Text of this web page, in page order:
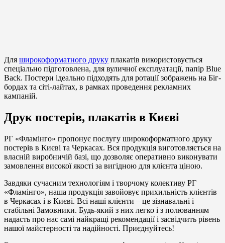
Для широкоформатного друку плакатів використовується
спеціально підготовлена, для вуличної експлуатації, папір Blue
Back. Постери ідеально підходять для ротації зображень на Біг-
бордах та сіті-лайтах, в рамках проведення рекламних
кампаній.
Друк постерів, плакатів в Києві
РГ «Фламінго» пропонує послугу широкоформатного друку
постерів в Києві та Черкасах. Вся продукція виготовляється на
власній виробничій базі, що дозволяє оперативно виконувати
замовлення високої якості за вигідною для клієнта ціною.
Завдяки сучасним технологіям і творчому колективу РГ
«Фламінго», наша продукція завойовує прихильність клієнтів
в Черкасах і в Києві. Всі наші клієнти – це зізнавальні і
стабільні Замовники. Будь-який з них легко і з полюванням
надасть про нас самі найкращі рекомендації і засвідчить рівень
нашої майстерності та надійності. Приєднуйтесь!